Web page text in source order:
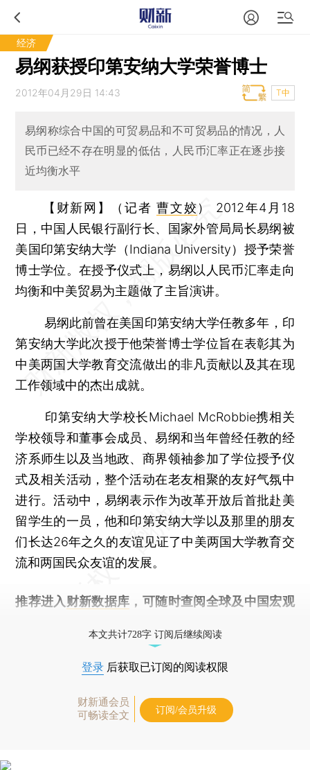
经济
易纲获授印第安纳大学荣誉博士
2012年04月29日 14:43 T中
易纲称综合中国的可贸易品和不可贸易品的情况，人
民币已经不存在明显的低估，人民币汇率正在逐步接
近均衡水平
【财新网】（记者曹文姣）
2012年4月18
日，中国人民银行副行长、国家外管局局长易纲被
美国印第安纳大学（Indiana University）授予荣誉
博士学位。在授予仪式上，易纲以人民币汇率走向
均衡和中美贸易为主题做了主旨演讲。
易纲此前曾在美国印第安纳大学任教多年，印
第安纳大学此次授于他荣誉博士学位旨在表彰其为
中美两国大学教育交流做出的非凡贡献以及其在现
工作领域中的杰出成就。
印第安纳大学校长Michael McRobbie携相关
学校领导和董事会成员、易纲和当年曾经任教的经
济系师生以及当地政、商界领袖参加了学位授予仪
式及相关活动，整个活动在老友相聚的友好气氛中
进行。活动中，易纲表示作为改革开放后首批赴美
留学生的一员，他和印第安纳大学以及那里的朋友
们长达26年之久的友谊见证了中美两国大学教育交
流和两国民众友谊的发展。
推荐进入 财新数据库 ，可随时查阅全球及中国宏观
本文共计728字 订阅后继续阅读
登录 后获取已订阅的阅读权限
财新通会员
可畅读全文
订阅/会员升级